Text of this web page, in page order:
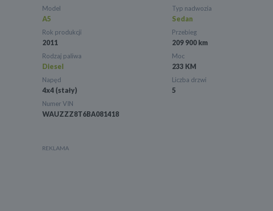
Model
A5
Typ nadwozia
Sedan
Rok produkcji
2011
Przebieg
209 900 km
Rodzaj paliwa
Diesel
Moc
233 KM
Napęd
4x4 (stały)
Liczba drzwi
5
Numer VIN
WAUZZZ8T6BA081418